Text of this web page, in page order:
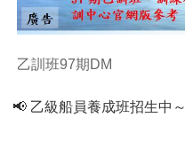
乙訓班97期DM
📢 乙級船員養成班招生中～